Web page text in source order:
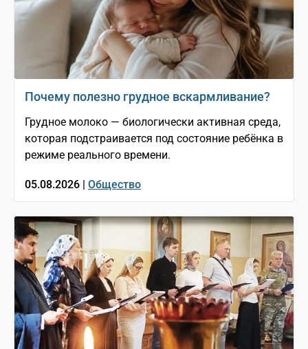
Почему полезно грудное вскармливание?
Грудное молоко — биологически активная среда,
которая подстраивается под состояние ребёнка в
режиме реального времени.
05.08.2026 | Общество